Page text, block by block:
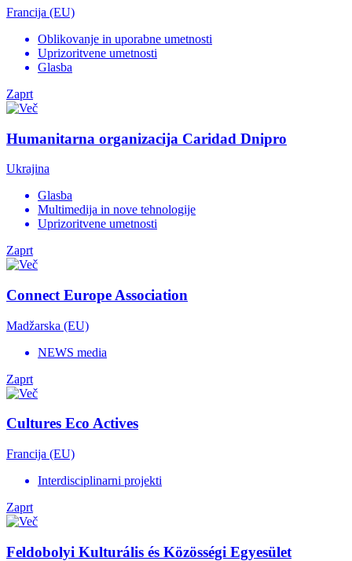
Francija (EU)
Oblikovanje in uporabne umetnosti
Uprizoritvene umetnosti
Glasba
Zaprt
Humanitarna organizacija Caridad Dnipro
Ukrajina
Glasba
Multimedija in nove tehnologije
Uprizoritvene umetnosti
Zaprt
Connect Europe Association
Madžarska (EU)
NEWS media
Zaprt
Cultures Eco Actives
Francija (EU)
Interdisciplinarni projekti
Zaprt
Feldobolyi Kulturális és Közösségi Egyesület